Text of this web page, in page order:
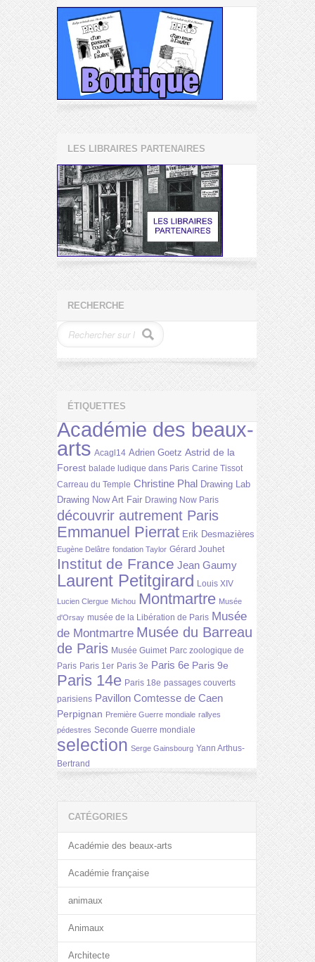
LES LIBRAIRES PARTENAIRES
RECHERCHE
ÉTIQUETTES
Académie des beaux-
arts Acagl14 Adrien Goetz Astrid de la
Forest balade ludique dans Paris Carine Tissot
Carreau du Temple Christine Phal Drawing Lab
Drawing Now Art Fair Drawing Now Paris
découvrir autrement Paris
Emmanuel Pierrat Erik Desmazières
Eugène Delâtre fondation Taylor Gérard Jouhet
Institut de France Jean Gaumy
Laurent Petitgirard Louis XIV
Lucien Clergue Michou Montmartre Musée
d'Orsay musée de la Libération de Paris Musée
de Montmartre Musée du Barreau
de Paris Musée Guimet Parc zoologique de
Paris Paris 1er Paris 3e Paris 6e Paris 9e
Paris 14e Paris 18e passages couverts
parisiens Pavillon Comtesse de Caen
Perpignan Première Guerre mondiale rallyes
pédestres Seconde Guerre mondiale
selection Serge Gainsbourg Yann Arthus-
Bertrand
CATÉGORIES
Académie des beaux-arts
Académie française
animaux
Animaux
Architecte